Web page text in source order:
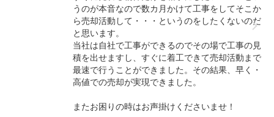
うのが本音なので数カ月かけて工事をしてそこか
ら売却活動して・・・というのをしたくないのだ
と思います。
当社は自社で工事ができるのでその場で工事の見
積を出せますし、すぐに着工できて売却活動まで
最速で行うことができました。その結果、早く・
高値での売却が実現できました。
またお困りの時はお声掛けくださいませ！